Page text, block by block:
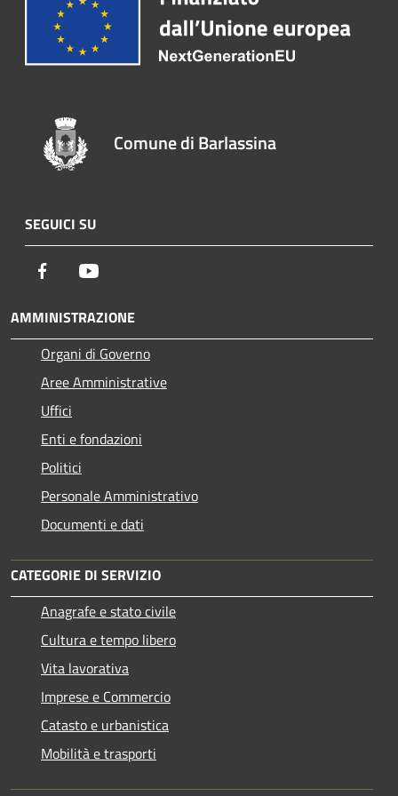
Comune di Barlassina
SEGUICI SU
Facebook
AMMINISTRAZIONE
Organi di Governo
Aree Amministrative
Uffici
Enti e fondazioni
Politici
Personale Amministrativo
Documenti e dati
CATEGORIE DI SERVIZIO
Anagrafe e stato civile
Cultura e tempo libero
Vita lavorativa
Imprese e Commercio
Catasto e urbanistica
Mobilità e trasporti